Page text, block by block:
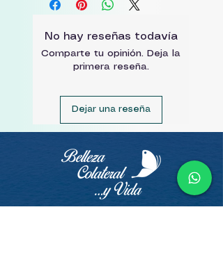
No hay reseñas todavía
Comparte tu opinión. Deja la
primera reseña.
Dejar una reseña